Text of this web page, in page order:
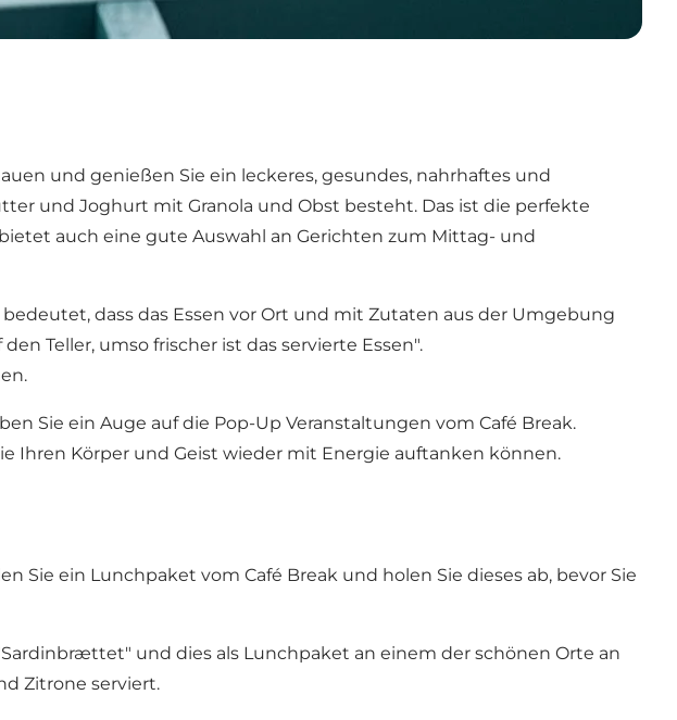
und genießen Sie ein leckeres, gesundes, nahrhaftes und
und Joghurt mit Granola und Obst besteht. Das ist die perfekte
auch eine gute Auswahl an Gerichten zum Mittag- und
dass das Essen vor Ort und mit Zutaten aus der Umgebung
Teller, umso frischer ist das servierte Essen".
Sie ein Auge auf die Pop-Up Veranstaltungen vom Café Break.
Ihren Körper und Geist wieder mit Energie auftanken können.
ein Lunchpaket vom Café Break und holen Sie dieses ab, bevor Sie
und dies als Lunchpaket an einem der schönen Orte an
Zitrone serviert.